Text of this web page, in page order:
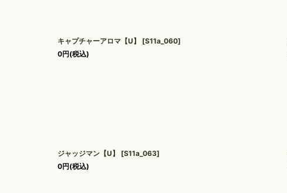
キャプチャーアロマ【U】 [S11a_060]
0円(税込)
ジャッジマン【U】 [S11a_063]
0円(税込)